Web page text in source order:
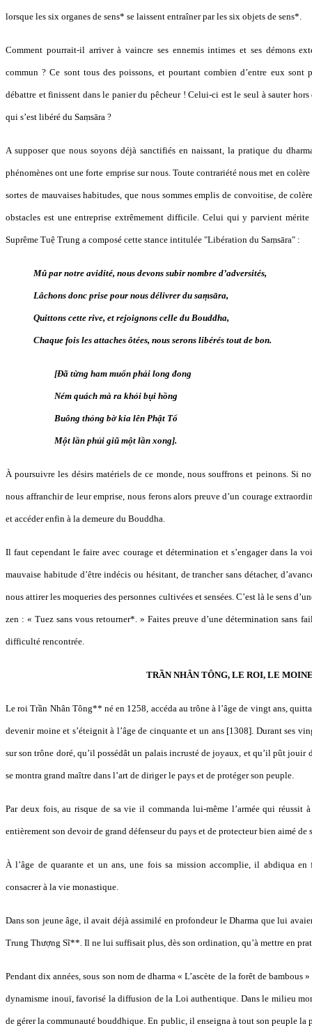
lorsque les six organes de sens* se laissent entraîner par les six objets de sens*.
Comment pourrait-il arriver à vaincre ses ennemis intimes et ses démons
commun ? Ce sont tous des poissons, et pourtant combien d’entre eux
débattre et finissent dans le panier du pêcheur ! Celui-ci est le seul à sauter
qui s’est libéré du Saṃsāra ?
A supposer que nous soyons déjà sanctifiés en naissant, la pratique du
phénomènes ont une forte emprise sur nous. Toute contrariété nous met en
sortes de mauvaises habitudes, que nous sommes emplis de convoitise, de
obstacles est une entreprise extrêmement difficile. Celui qui y parvient
Suprême Tuệ Trung a composé cette stance intitulée "Libération du Saṃsāra" :
Mû par notre avidité, nous devons subir nombre d’adversités,
Lâchons donc prise pour nous délivrer du saṃsāra,
Quittons cette rive, et rejoignons celle du Bouddha,
Chaque fois les attaches ôtées, nous serons libérés tout de bon.
[Đã từng ham muốn phải long đong
Ném quách mà ra khỏi bụi hồng
Buông thỏng bờ kia lên Phật Tổ
Một lần phủi giũ một lần xong].
À poursuivre les désirs matériels de ce monde, nous souffrons et peinons. Si
nous affranchir de leur emprise, nous ferons alors preuve d’un courage
et accéder enfin à la demeure du Bouddha.
Il faut cependant le faire avec courage et détermination et s’engager dans la
mauvaise habitude d’être indécis ou hésitant, de trancher sans détacher,
nous attirer les moqueries des personnes cultivées et sensées. C’est là le sens
zen : « Tuez sans vous retourner*. » Faites preuve d’une détermination sans
difficulté rencontrée.
TRẦN NHÂN TÔNG, LE ROI, LE
Le roi Trần Nhân Tông** né en 1258, accéda au trône à l’âge de vingt ans,
devenir moine et s’éteignit à l’âge de cinquante et un ans [1308]. Durant ses
sur son trône doré, qu’il possédât un palais incrusté de joyaux, et qu’il pût jouir
se montra grand maître dans l’art de diriger le pays et de protéger son peuple.
Par deux fois, au risque de sa vie il commanda lui-même l’armée qui réussit à
entièrement son devoir de grand défenseur du pays et de protecteur bien aimé de
À l’âge de quarante et un ans, une fois sa mission accomplie, il abdiqua
consacrer à la vie monastique.
Dans son jeune âge, il avait déjà assimilé en profondeur le Dharma que lui
Trung Thượng Sĩ**. Il ne lui suffisait plus, dès son ordination, qu’à mettre en
Pendant dix années, sous son nom de dharma « L’ascète de la forêt de
dynamisme inouï, favorisé la diffusion de la Loi authentique. Dans le milieu
de gérer la communauté bouddhique. En public, il enseigna à tout son peuple la